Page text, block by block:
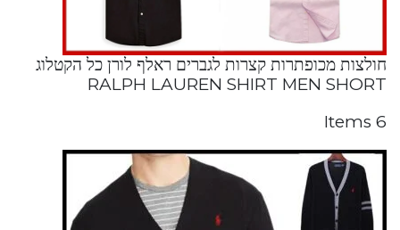
חולצות מכופתרות קצרות לגברים ראלף לורן כל הקטלוג
RALPH LAUREN SHIRT MEN SHORT
6 Items